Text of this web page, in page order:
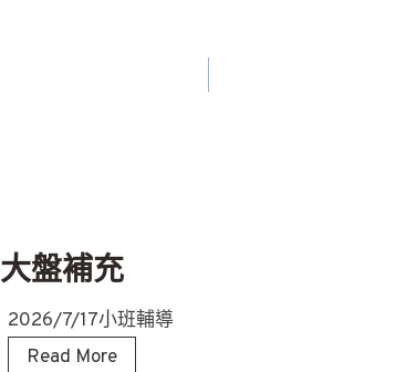
大盤補充
2026/7/17小班輔導
Read More大